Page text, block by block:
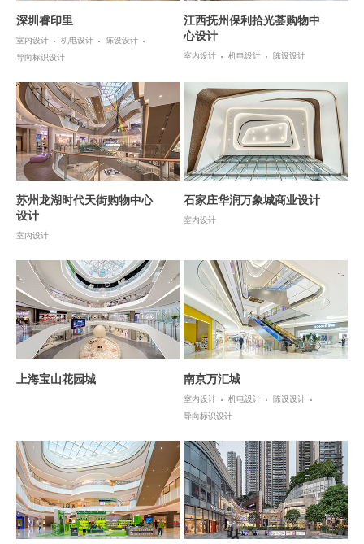
深圳睿印里
室内设计 机电设计
陈设设计
导向标识设计
江西抚州保利拾光荟购物中
心设计
室内设计 机电设计 陈设设计
苏州龙湖时代天街购物中心
设计
室内设计
石家庄华润万象城商业设计
室内设计
上海宝山花园城 南京万汇城
室内设计 机电设计
陈设设计
导向标识设计